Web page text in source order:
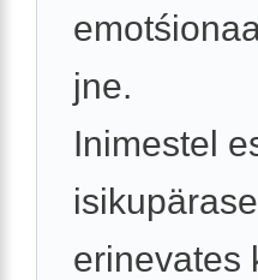
jne.
Inimestel
erinevates